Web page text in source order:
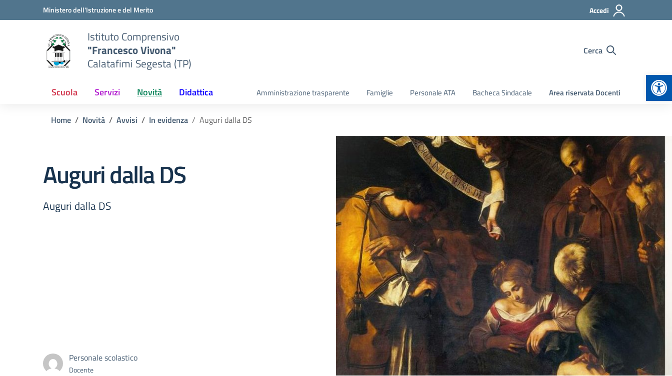
Vai ai contenuti
Vai al menu di navigazioneMinistero dell'Istruzione e del Merito Accedi
Istituto Comprensivo
"Francesco Vivona"
Calatafimi Segesta (TP)
Cerca
Scuola Servizi Novità Didattica Amministrazione trasparente Famiglie Personale ATA Bacheca Sindacale Area riservata Docenti
Home Novità Avvisi In evidenza Auguri dalla DS
Auguri dalla DS
Auguri dalla DS
Personale scolastico
Docente